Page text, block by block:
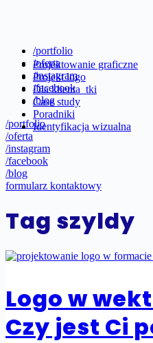
Projektowanie graficzne
Projekt logo
Dla klienta_tki
Case study
Poradniki
Identyfikacja wizualna
/portfolio
/oferta
/instagram
/facebook
/blog
/portfolio
/oferta
/instagram
/facebook
/blog
formularz kontaktowy
Tag szyldy
Logo w
Czy jest Ci